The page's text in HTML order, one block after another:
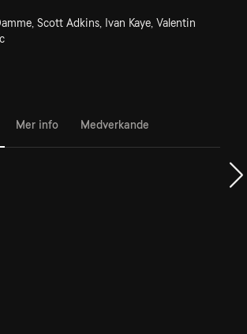
Scott Adkins, Ivan Kaye, Valentin
Mer info Medverkande